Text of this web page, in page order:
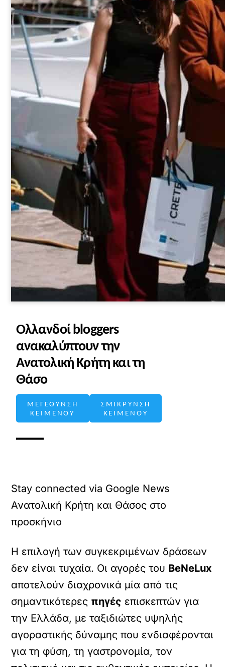
Ολλανδοί bloggers
ανακαλύπτουν την
Ανατολική Κρήτη και τη
Θάσο
ΜΕΓΕΘΥΝΣΗ
ΚΕΙΜΕΝΟΥ
ΣΜΙΚΡΥΝΣΗ
ΚΕΙΜΕΝΟΥ
Stay connected via Google News
Ανατολική Κρήτη και Θάσος στο
προσκήνιο
Η επιλογή των συγκεκριμένων δράσεων
δεν είναι τυχαία. Οι αγορές του BeNeLux
αποτελούν διαχρονικά μία από τις
σημαντικότερες πηγές επισκεπτών για
την Ελλάδα, με ταξιδιώτες υψηλής
αγοραστικής δύναμης που ενδιαφέρονται
για τη φύση, τη γαστρονομία, τον